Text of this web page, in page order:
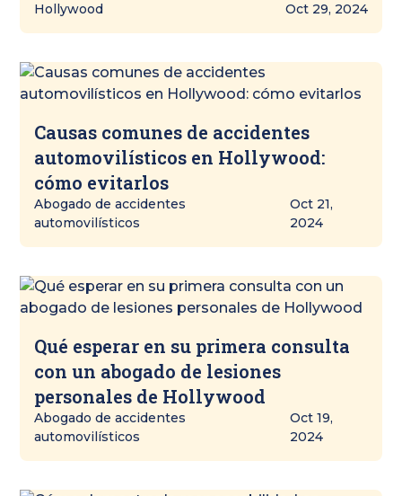
Hollywood Oct 29, 2024
Causas comunes de accidentes
automovilísticos en Hollywood:
cómo evitarlos
Abogado de accidentes
automovilísticos
Oct 21,
2024
Qué esperar en su primera consulta
con un abogado de lesiones
personales de Hollywood
Abogado de accidentes
automovilísticos
Oct 19,
2024